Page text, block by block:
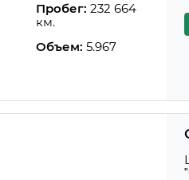
Пробег: 232 664
км.
Объем: 5.967